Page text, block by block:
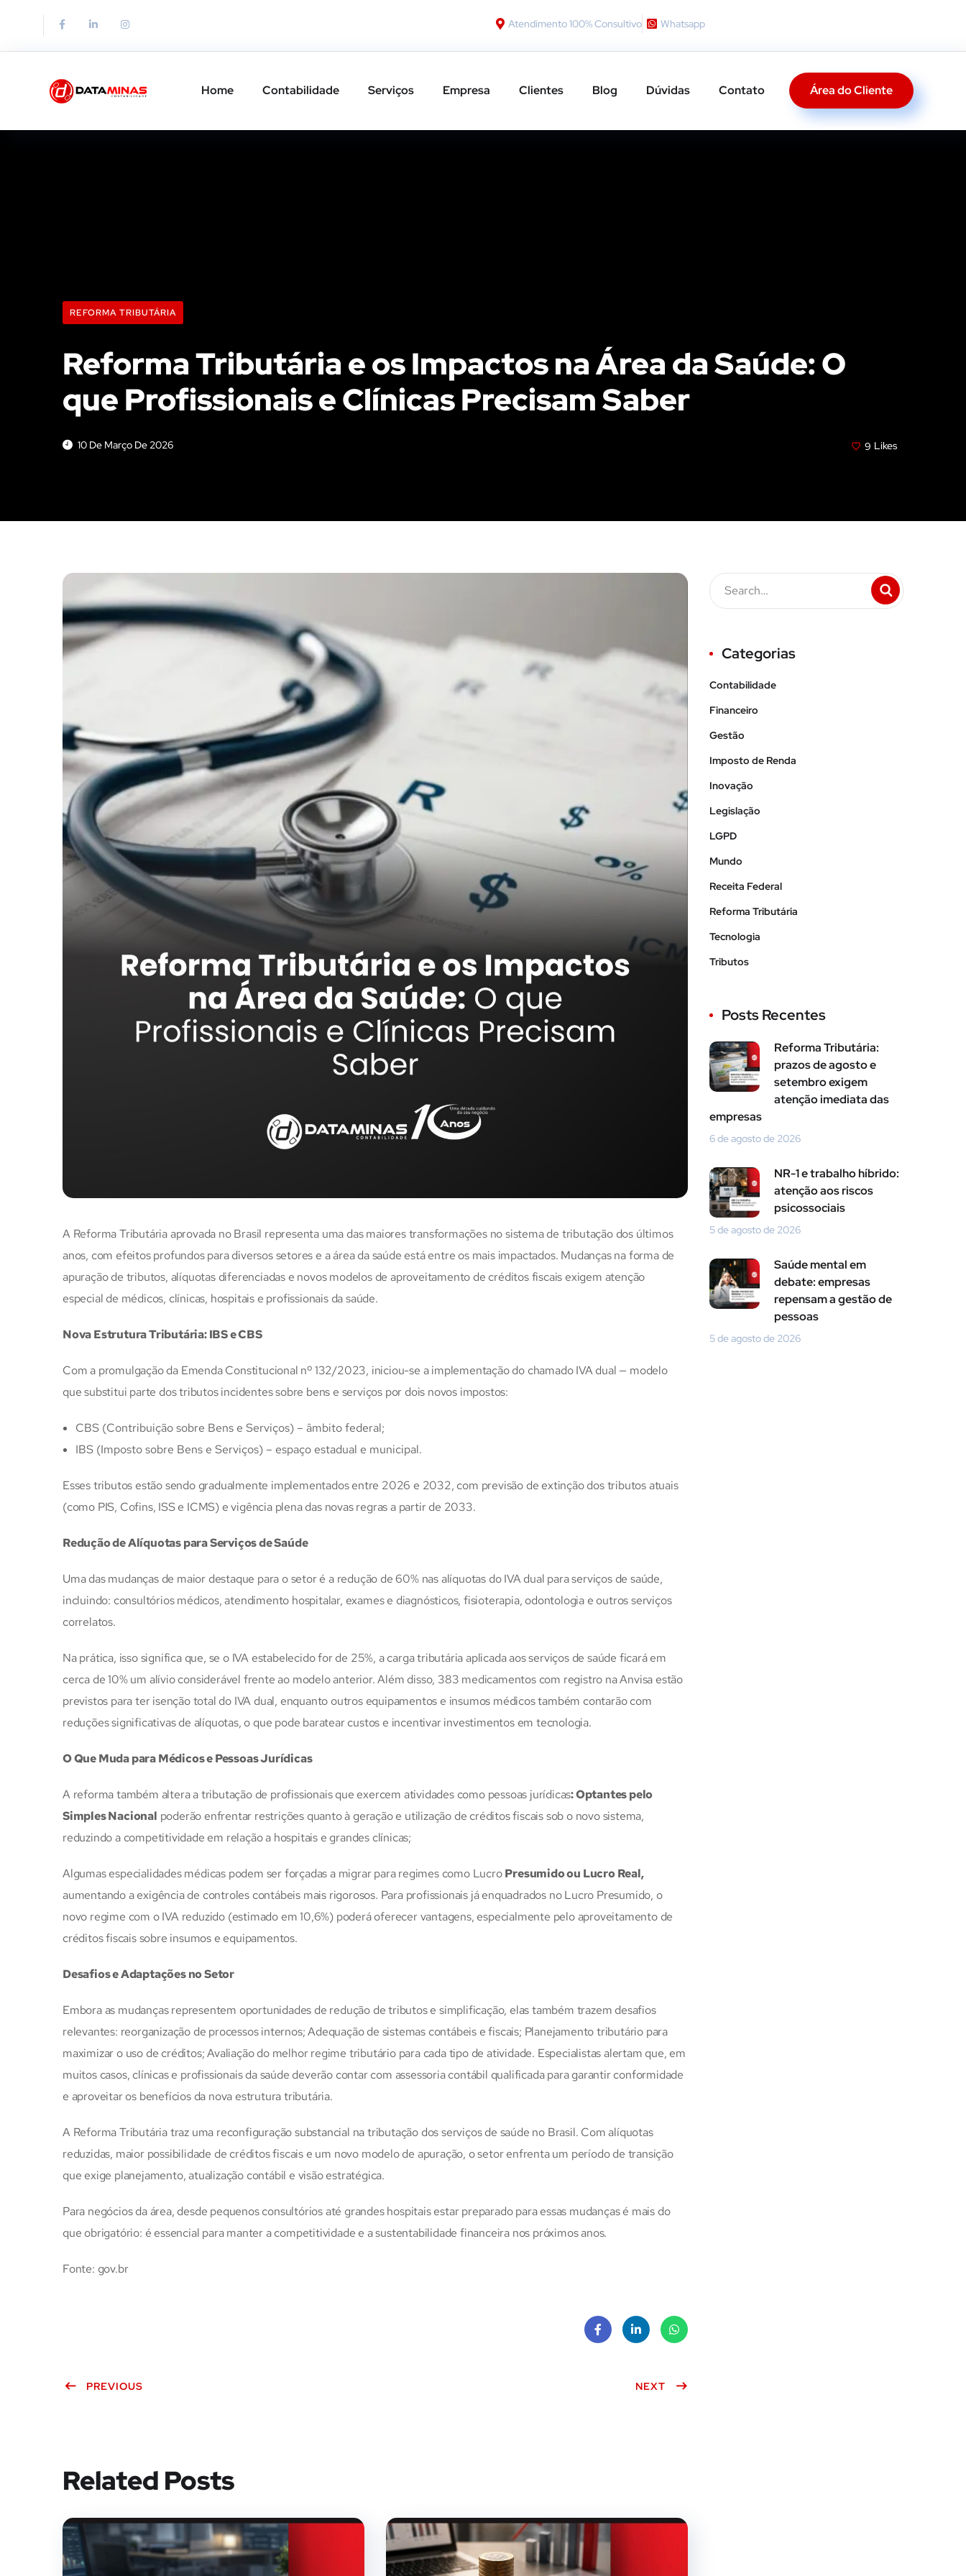
Atendimento 100% Consultivo Whatsapp
Home Contabilidade Serviços Empresa Clientes Blog Dúvidas Contato Área do Cliente
REFORMA TRIBUTÁRIA
Reforma Tributária e os Impactos na Área da Saúde: O
que Profissionais e Clínicas Precisam Saber
10 De Março De 2026 9 Likes
A Reforma Tributária aprovada no Brasil representa uma das maiores transformações no sistema de tributação dos últimos
anos, com efeitos profundos para diversos setores e a área da saúde está entre os mais impactados. Mudanças na forma de
apuração de tributos, alíquotas diferenciadas e novos modelos de aproveitamento de créditos fiscais exigem atenção
especial de médicos, clínicas, hospitais e profissionais da saúde.
Nova Estrutura Tributária: IBS e CBS
Com a promulgação da Emenda Constitucional nº 132/2023, iniciou-se a implementação do chamado IVA dual — modelo
que substitui parte dos tributos incidentes sobre bens e serviços por dois novos impostos:
CBS (Contribuição sobre Bens e Serviços) – âmbito federal;
IBS (Imposto sobre Bens e Serviços) – espaço estadual e municipal.
Esses tributos estão sendo gradualmente implementados entre 2026 e 2032, com previsão de extinção dos tributos atuais
(como PIS, Cofins, ISS e ICMS) e vigência plena das novas regras a partir de 2033.
Redução de Alíquotas para Serviços de Saúde
Uma das mudanças de maior destaque para o setor é a redução de 60% nas alíquotas do IVA dual para serviços de saúde,
incluindo: consultórios médicos, atendimento hospitalar, exames e diagnósticos, fisioterapia, odontologia e outros serviços
correlatos.
Na prática, isso significa que, se o IVA estabelecido for de 25%, a carga tributária aplicada aos serviços de saúde ficará em
cerca de 10% um alívio considerável frente ao modelo anterior. Além disso, 383 medicamentos com registro na Anvisa estão
previstos para ter isenção total do IVA dual, enquanto outros equipamentos e insumos médicos também contarão com
reduções significativas de alíquotas, o que pode baratear custos e incentivar investimentos em tecnologia.
O Que Muda para Médicos e Pessoas Jurídicas
A reforma também altera a tributação de profissionais que exercem atividades como pessoas jurídicas: Optantes pelo
Simples Nacional poderão enfrentar restrições quanto à geração e utilização de créditos fiscais sob o novo sistema,
reduzindo a competitividade em relação a hospitais e grandes clínicas;
Algumas especialidades médicas podem ser forçadas a migrar para regimes como LucroPresumido ou Lucro Real,
aumentando a exigência de controles contábeis mais rigorosos. Para profissionais já enquadrados no Lucro Presumido, o
novo regime com o IVA reduzido (estimado em 10,6%) poderá oferecer vantagens, especialmente pelo aproveitamento de
créditos fiscais sobre insumos e equipamentos.
Desafios e Adaptações no Setor
Embora as mudanças representem oportunidades de redução de tributos e simplificação, elas também trazem desafios
relevantes: reorganização de processos internos; Adequação de sistemas contábeis e fiscais; Planejamento tributário para
maximizar o uso de créditos; Avaliação do melhor regime tributário para cada tipo de atividade. Especialistas alertam que, em
muitos casos, clínicas e profissionais da saúde deverão contar com assessoria contábil qualificada para garantir conformidade
e aproveitar os benefícios da nova estrutura tributária.
A Reforma Tributária traz uma reconfiguração substancial na tributação dos serviços de saúde no Brasil. Com alíquotas
reduzidas, maior possibilidade de créditos fiscais e um novo modelo de apuração, o setor enfrenta um período de transição
que exige planejamento, atualização contábil e visão estratégica.
Para negócios da área, desde pequenos consultórios até grandes hospitais estar preparado para essas mudanças é mais do
que obrigatório: é essencial para manter a competitividade e a sustentabilidade financeira nos próximos anos.
Fonte: gov.br
dIn
sApp
PREVIOUS NEXT
Related Posts
Categorias
Contabilidade
Financeiro
Gestão
Imposto de Renda
Inovação
Legislação
LGPD
Mundo
Receita Federal
Reforma Tributária
Tecnologia
Tributos
Posts Recentes
Reforma Tributária:
prazos de agosto e
setembro exigem
atenção imediata das
empresas
6 de agosto de 2026
NR-1 e trabalho híbrido:
atenção aos riscos
psicossociais
5 de agosto de 2026
Saúde mental em
debate: empresas
repensam a gestão de
pessoas
5 de agosto de 2026